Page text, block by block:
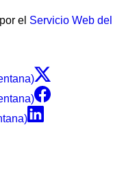
el Servicio Web del